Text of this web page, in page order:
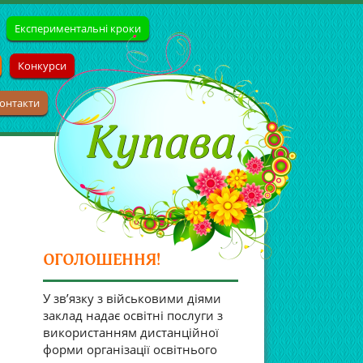
Експериментальні кроки
Конкурси
ОГОЛОШЕННЯ!
У зв’язку з військовими діями
заклад надає освітні послуги з
використанням дистанційної
форми організації освітнього